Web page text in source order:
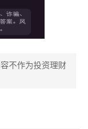
不作为投资理财